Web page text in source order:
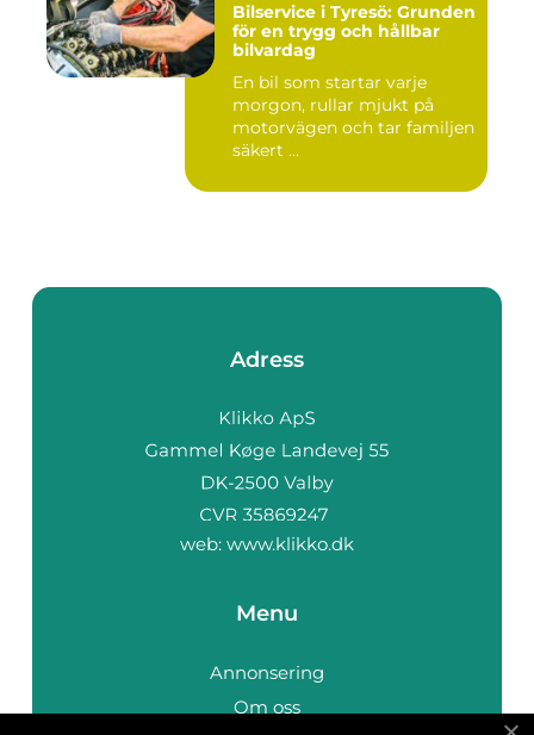
Bilservice i Tyresö: Grunden
för en trygg och hållbar
bilvardag
En bil som startar varje
morgon, rullar mjukt på
motorvägen och tar familjen
säkert ...
Adress
web: www.klikko.dk
Menu
Annonsering
Om oss